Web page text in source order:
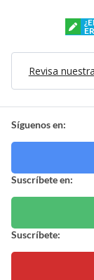
Revisa
Síguenos en:
Suscríbete en:
Suscríbete: